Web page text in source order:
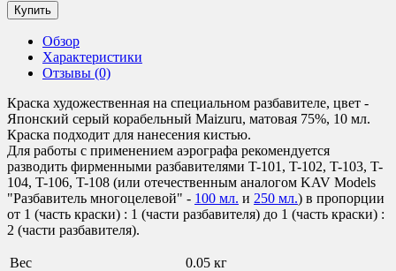
Обзор
Характеристики
Отзывы (0)
Краска художественная на специальном разбавителе, цвет -
Японский серый корабельный Maizuru, матовая 75%, 10 мл.
Краска подходит для нанесения кистью.
Для работы с применением аэрографа рекомендуется
разводить фирменными разбавителями T-101, T-102, T-103, T-
104, T-106, T-108 (или отечественным аналогом KAV Models
"Разбавитель многоцелевой" - 100 мл. и 250 мл.) в пропорции
от 1 (часть краски) : 1 (части разбавителя) до 1 (часть краски) :
2 (части разбавителя).
Вес
0.05 кг